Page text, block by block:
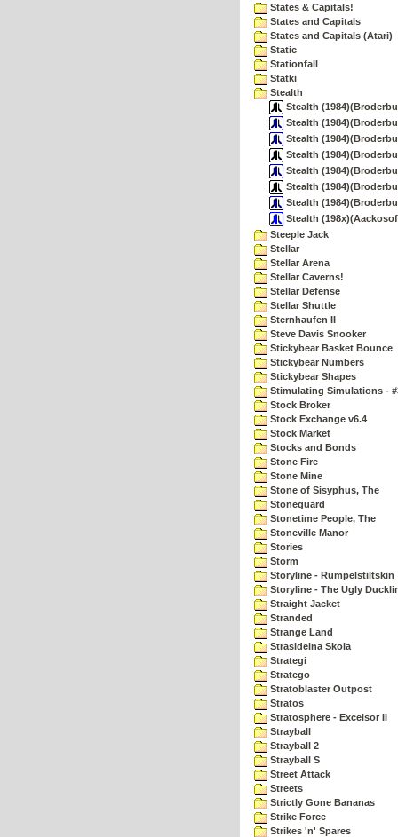
States & Capitals!
States and Capitals
States and Capitals (Atari)
Static
Stationfall
Statki
Stealth
Stealth
Stealth
Stealth
Stealth
Stealth
Stealth
Stealth
Stealth
Steeple Jack
Stellar
Stellar Arena
Stellar Caverns!
Stellar Defense
Stellar Shuttle
Sternhaufen II
Steve Davis Snooker
Stickybear Basket Bounce
Stickybear Numbers
Stickybear Shapes
Stimulating Simulations -
Stock Broker
Stock Exchange v6.4
Stock Market
Stocks and Bonds
Stone Fire
Stone Mine
Stone of Sisyphus, The
Stoneguard
Stonetime People, The
Stoneville Manor
Stories
Storm
Storyline - Rumpelstiltskin
Storyline - The Ugly
Straight Jacket
Stranded
Strange Land
Strasidelna Skola
Strategi
Stratego
Stratoblaster Outpost
Stratos
Stratosphere - Excelsor II
Strayball
Strayball 2
Strayball S
Street Attack
Streets
Strictly Gone Bananas
Strike Force
Strikes 'n' Spares